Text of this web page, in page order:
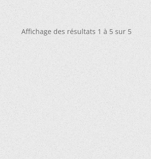
Affichage des résultats 1 à 5 sur 5